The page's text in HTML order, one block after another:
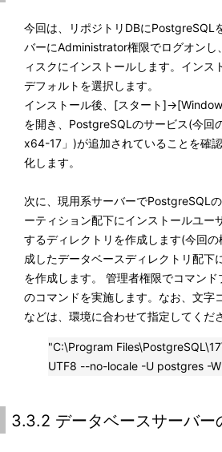
今回は、リポジトリDBにPostgreSQL
バーにAdministrator権限でログオン
ィスクにインストールします。インス
デフォルトを選択します。
インストール後、[スタート
を開き、PostgreSQLのサービス(今
x64-17」)が追加されていることを確
化します。
次に、現用系サーバーでPostgreSQL
ーティション配下にインストールユー
するディレクトリを作成します(今回
成したデータベースディレクトリ配下
を作成します。 管理者権限でコマン
のコマンドを実施します。なお、文字
などは、環境に合わせて指定してくだ
"C:\Program
UTF8 --no-locale -U postgres -W
3.3.2 データベースサーバー